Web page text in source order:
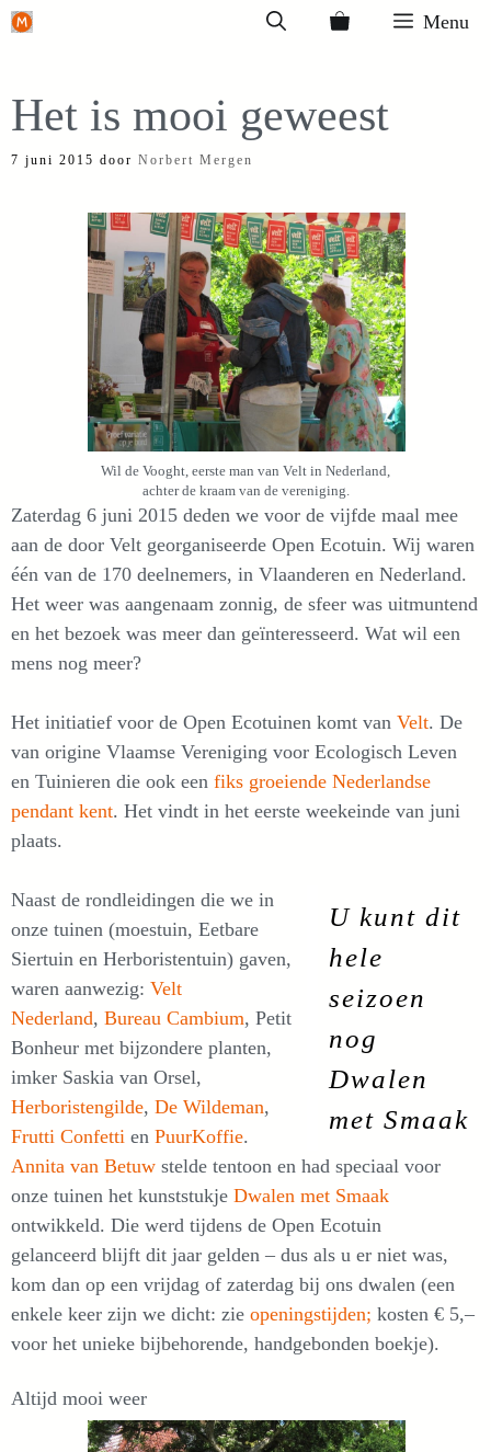
Ga
inhoud
Menu
Het is mooi geweest
7 juni 2015 door Norbert Mergen
Wil de Vooght, eerste man van Velt in Nederland,
achter de kraam van de vereniging.
Zaterdag 6 juni 2015 deden we voor de vijfde maal mee
aan de door Velt georganiseerde Open Ecotuin. Wij waren
één van de 170 deelnemers, in Vlaanderen en Nederland.
Het weer was aangenaam zonnig, de sfeer was uitmuntend
en het bezoek was meer dan geïnteresseerd. Wat wil een
mens nog meer?
Het initiatief voor de Open Ecotuinen komt van Velt. De
van origine Vlaamse Vereniging voor Ecologisch Leven
en Tuinieren die ook een fiks groeiende Nederlandse
pendant kent. Het vindt in het eerste weekeinde van juni
plaats.
U kunt dit
hele
seizoen
nog
Dwalen
met Smaak
Naast de rondleidingen die we in
onze tuinen (moestuin, Eetbare
Siertuin en Herboristentuin) gaven,
waren aanwezig: Velt
Nederland, Bureau Cambium, Petit
Bonheur met bijzondere planten,
imker Saskia van Orsel,
Herboristengilde, De Wildeman,
Frutti Confetti en PuurKoffie.
Annita van Betuw stelde tentoon en had speciaal voor
onze tuinen het kunststukje Dwalen met Smaak
ontwikkeld. Die werd tijdens de Open Ecotuin
gelanceerd blijft dit jaar gelden – dus als u er niet was,
kom dan op een vrijdag of zaterdag bij ons dwalen (een
enkele keer zijn we dicht: zie openingstijden; kosten € 5,–
voor het unieke bijbehorende, handgebonden boekje).
Altijd mooi weer